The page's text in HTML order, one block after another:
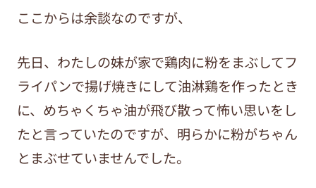
ここからは余談なのですが、
先日、わたしの妹が家で鶏肉に粉をまぶしてフ
ライパンで揚げ焼きにして油淋鶏を作ったとき
に、めちゃくちゃ油が飛び散って怖い思いをし
たと言っていたのですが、明らかに粉がちゃん
とまぶせていませんでした。